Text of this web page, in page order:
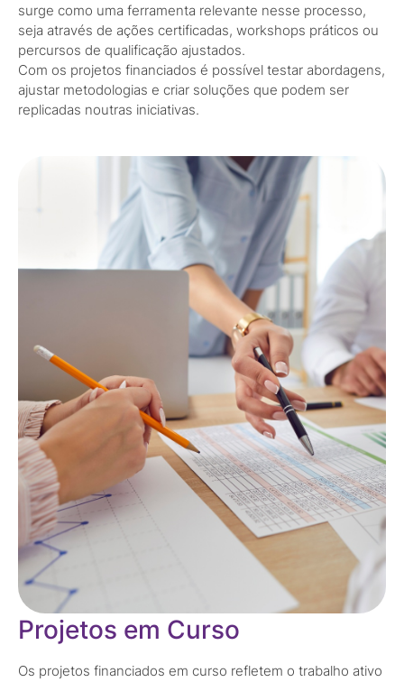
surge como uma ferramenta relevante nesse processo,
seja através de ações certificadas, workshops práticos ou
percursos de qualificação ajustados.
Com os projetos financiados é possível testar abordagens,
ajustar metodologias e criar soluções que podem ser
replicadas noutras iniciativas.
Projetos em Curso
Os projetos financiados em curso refletem o trabalho ativo